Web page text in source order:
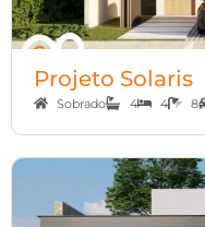
Projeto Solaris
Sobrado 4 4 8